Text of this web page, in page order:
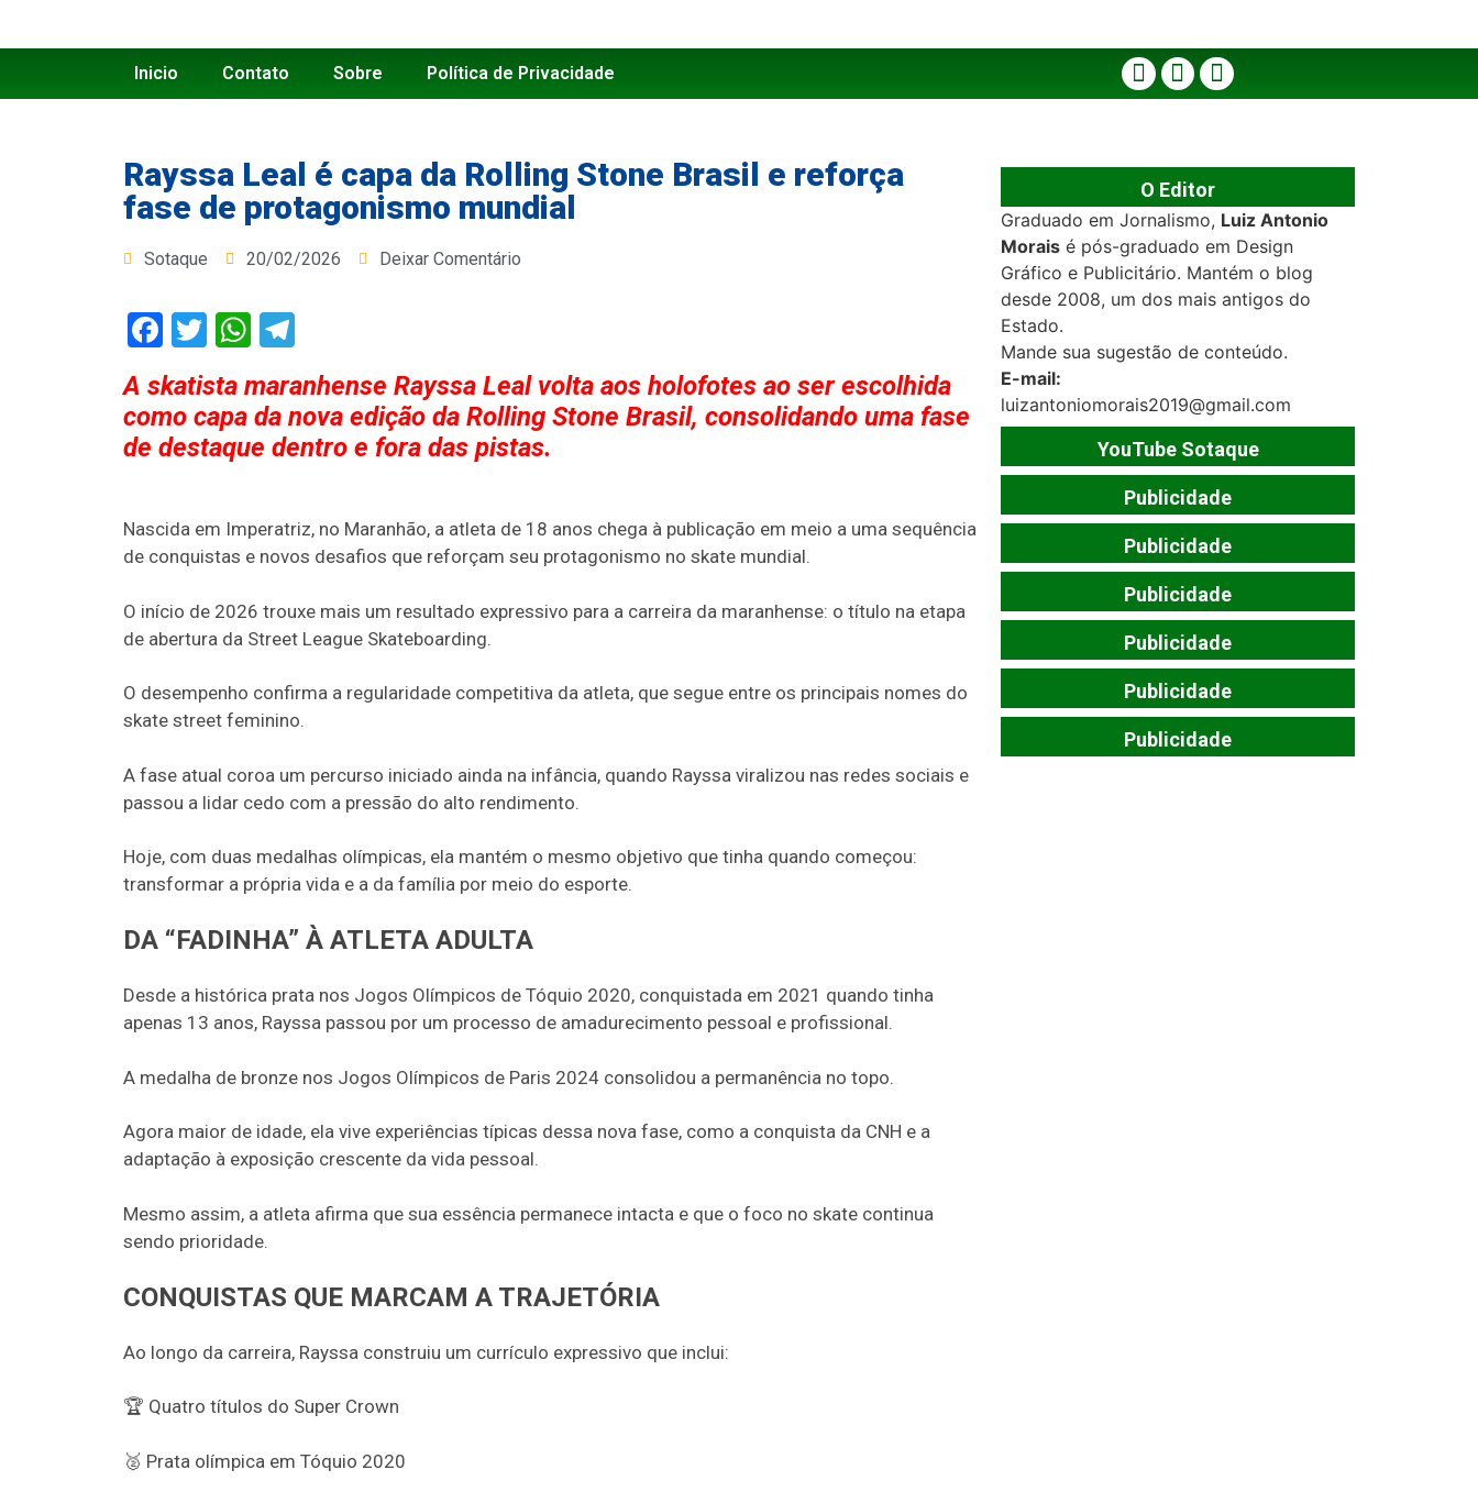
Inicio Contato Sobre Política de Privacidade
Rayssa Leal é capa da Rolling Stone Brasil e reforça
fase de protagonismo mundial
Sotaque 20/02/2026 Deixar Comentário
Facebook
TwitterWhatsApp
A skatista maranhense Rayssa Leal volta aos holofotes ao ser escolhida
como capa da nova edição da Rolling Stone Brasil, consolidando uma fase
de destaque dentro e fora das pistas.
Nascida em Imperatriz, no Maranhão, a atleta de 18 anos chega à publicação em meio a uma sequência
de conquistas e novos desafios que reforçam seu protagonismo no skate mundial.
O início de 2026 trouxe mais um resultado expressivo para a carreira da maranhense: o título na etapa
de abertura da Street League Skateboarding.
O desempenho confirma a regularidade competitiva da atleta, que segue entre os principais nomes do
skate street feminino.
A fase atual coroa um percurso iniciado ainda na infância, quando Rayssa viralizou nas redes sociais e
passou a lidar cedo com a pressão do alto rendimento.
Hoje, com duas medalhas olímpicas, ela mantém o mesmo objetivo que tinha quando começou:
transformar a própria vida e a da família por meio do esporte.
DA “FADINHA” À ATLETA ADULTA
Desde a histórica prata nos Jogos Olímpicos de Tóquio 2020, conquistada em 2021 quando tinha
apenas 13 anos, Rayssa passou por um processo de amadurecimento pessoal e profissional.
A medalha de bronze nos Jogos Olímpicos de Paris 2024 consolidou a permanência no topo.
Agora maior de idade, ela vive experiências típicas dessa nova fase, como a conquista da CNH e a
adaptação à exposição crescente da vida pessoal.
Mesmo assim, a atleta afirma que sua essência permanece intacta e que o foco no skate continua
sendo prioridade.
CONQUISTAS QUE MARCAM A TRAJETÓRIA
Ao longo da carreira, Rayssa construiu um currículo expressivo que inclui:
🏆 Quatro títulos do Super Crown
🥈 Prata olímpica em Tóquio 2020
O Editor
Graduado em Jornalismo, Luiz Antonio
Morais é pós-graduado em Design
Gráfico e Publicitário. Mantém o blog
desde 2008, um dos mais antigos do
Estado.
Mande sua sugestão de conteúdo.
E-mail:
luizantoniomorais2019@gmail.com
YouTube Sotaque
Publicidade
Publicidade
Publicidade
Publicidade
Publicidade
Publicidade